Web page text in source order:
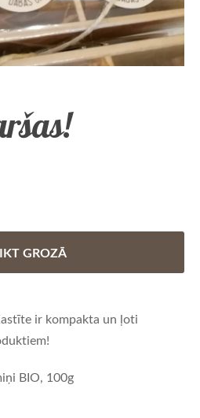
GROZĀ
ir kompakta un ļoti
BIO, 100g